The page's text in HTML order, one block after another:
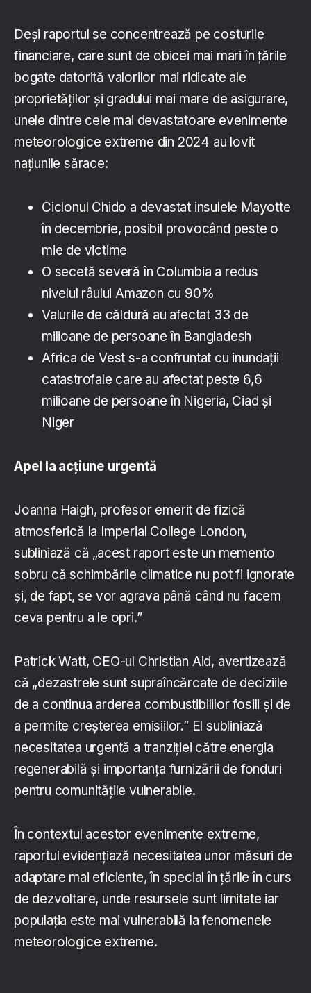
Deși raportul se concentrează pe costurile
financiare, care sunt de obicei mai mari în țările
bogate datorită valorilor mai ridicate ale
proprietăților și gradului mai mare de asigurare,
unele dintre cele mai devastatoare evenimente
meteorologice extreme din 2024 au lovit
națiunile sărace:
Ciclonul Chido a devastat insulele Mayotte
în decembrie, posibil provocând peste o
mie de victime
O secetă severă în Columbia a redus
nivelul râului Amazon cu 90%
Valurile de căldură au afectat 33 de
milioane de persoane în Bangladesh
Africa de Vest s-a confruntat cu inundații
catastrofale care au afectat peste 6,6
milioane de persoane în Nigeria, Ciad și
Niger
Apel la acțiune urgentă
Joanna Haigh, profesor emerit de fizică
atmosferică la Imperial College London,
subliniază că „acest raport este un memento
sobru că schimbările climatice nu pot fi ignorate
și, de fapt, se vor agrava până când nu facem
ceva pentru a le opri.”
Patrick Watt, CEO-ul Christian Aid, avertizează
că „dezastrele sunt supraîncărcate de deciziile
de a continua arderea combustibililor fosili și de
a permite creșterea emisiilor.” El subliniază
necesitatea urgentă a tranziției către energia
regenerabilă și importanța furnizării de fonduri
pentru comunitățile vulnerabile.
În contextul acestor evenimente extreme,
raportul evidențiază necesitatea unor măsuri de
adaptare mai eficiente, în special în țările în curs
de dezvoltare, unde resursele sunt limitate iar
populația este mai vulnerabilă la fenomenele
meteorologice extreme.